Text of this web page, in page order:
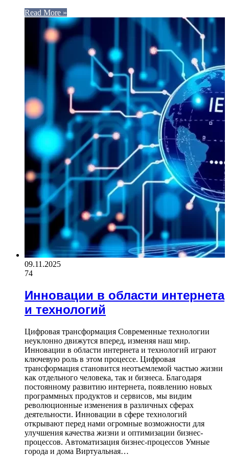
Read More »
09.11.2025
74
Инновации в области интернета
и технологий
Цифровая трансформация Современные технологии
неуклонно движутся вперед, изменяя наш мир.
Инновации в области интернета и технологий играют
ключевую роль в этом процессе. Цифровая
трансформация становится неотъемлемой частью жизни
как отдельного человека, так и бизнеса. Благодаря
постоянному развитию интернета, появлению новых
программных продуктов и сервисов, мы видим
революционные изменения в различных сферах
деятельности. Инновации в сфере технологий
открывают перед нами огромные возможности для
улучшения качества жизни и оптимизации бизнес-
процессов. Автоматизация бизнес-процессов Умные
города и дома Виртуальная…